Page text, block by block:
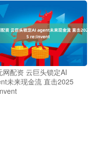
网配资 云巨头锁定AI
未来现金流 直击2025